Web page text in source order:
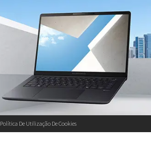
Política De Utilização De Cookies